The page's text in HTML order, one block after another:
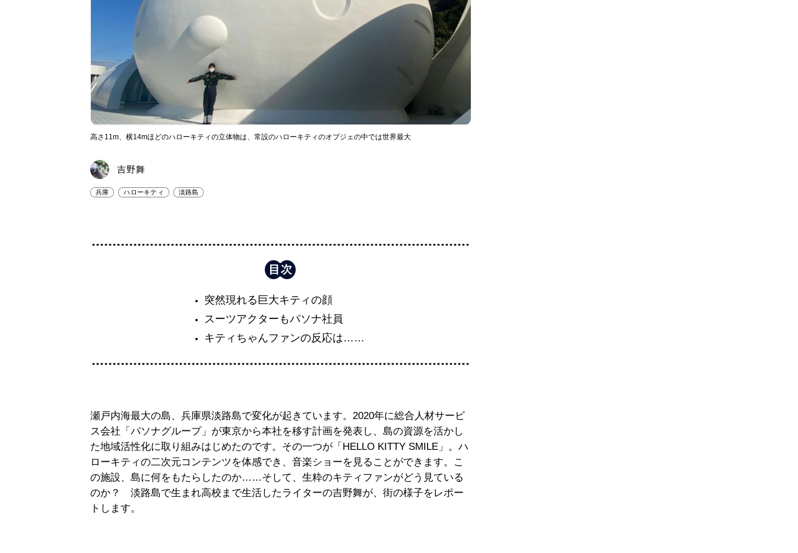
高さ11m、横14mほどのハローキティの立体物は、常設のハローキティのオブジェの中では世界最大
吉野舞
兵庫 ハローキティ 淡路島
突然現れる巨大キティの顔
スーツアクターもパソナ社員
キティちゃんファンの反応は……
瀬戸内海最大の島、兵庫県淡路島で変化が起きています。2020年に総合人材サービ
ス会社「パソナグループ」が東京から本社を移す計画を発表し、島の資源を活かし
た地域活性化に取り組みはじめたのです。その一つが「HELLO KITTY SMILE」。ハ
ローキティの二次元コンテンツを体感でき、音楽ショーを見ることができます。こ
の施設、島に何をもたらしたのか……そして、生粋のキティファンがどう見ている
のか？ 淡路島で生まれ高校まで生活したライターの吉野舞が、街の様子をレポー
トします。